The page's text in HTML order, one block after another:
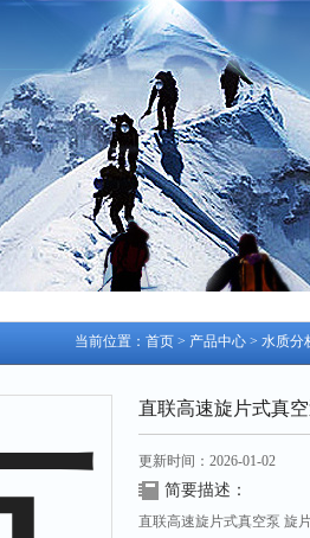
当前位置： 首页 > 产品中心 > 水质分
直联高速旋片式真
更新时间：2026-01-02
简要描述：
直联高速旋片式真空泵 旋